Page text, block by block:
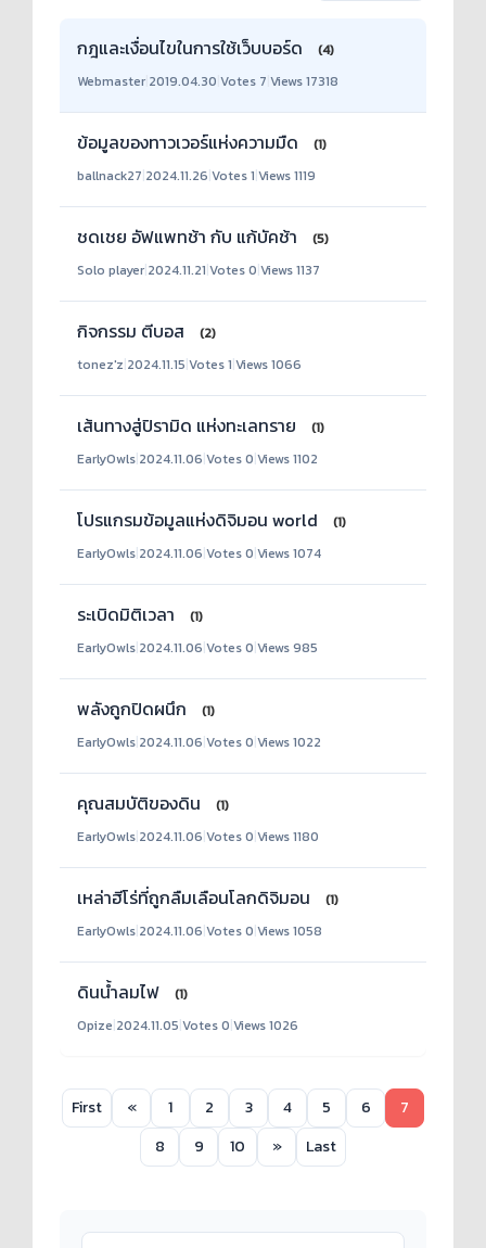
กฎและเงื่อนไขในการใช้เว็บบอร์ด
(4)
Webmaster 2019.04.30 Votes 7 Views 17318
ข้อมูลของทาวเวอร์แห่งความมืด
(1)
ballnack27|2024.11.26|Votes 1|Views 1119
ชดเชย อัฟแพทช้า กับ แก้บัคช้า
(5)
Solo player|2024.11.21|Votes 0|Views 1137
กิจกรรม ตีบอส
(2)
tonez'z|2024.11.15|Votes 1|Views 1066
เส้นทางสู่ปิรามิด แห่งทะเลทราย
(1)
EarlyOwls|2024.11.06|Votes 0|Views 1102
โปรแกรมข้อมูลแห่งดิจิมอน world
(1)
EarlyOwls|2024.11.06|Votes 0|Views 1074
ระเบิดมิติเวลา
(1)
EarlyOwls|2024.11.06|Votes 0|Views 985
พลังถูกปิดผนึก
(1)
EarlyOwls|2024.11.06|Votes 0|Views 1022
คุณสมบัติ​ของดิน
(1)
EarlyOwls|2024.11.06|Votes 0|Views 1180
เหล่าฮีโร่ที่ถูกลืมเลือนโลกดิจิมอน
(1)
EarlyOwls|2024.11.06|Votes 0|Views 1058
ดินน้ำลมไฟ
(1)
Opize|2024.11.05|Votes 0|Views 1026
First « 1 2 3 4 5 6
7
8
9 10 » Last